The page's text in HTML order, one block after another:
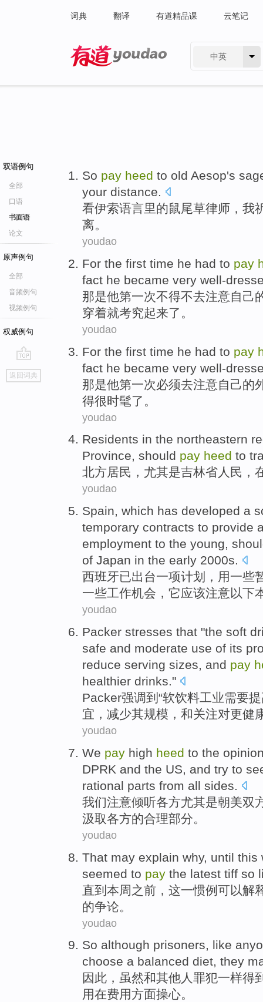
词典 翻译 有道精品课 云笔记
中英
双语例句
全部
口语
书面语
论文
原声例句
全部
音频例句
视频例句
权威例句
go
top
返回词典
So pay heed to old Aesop's
your distance.
看伊索语言里的鼠尾草律师 ， 我
离。
youdao
For the first time he had to pay
fact he became very well-
那是他第一次不得不去注意自己
穿着就考究起来了。
youdao
For the first time he had to pay
fact he became very well-
那是他第一次必须去注意自己的
得很时髦了 。
youdao
Residents in the northeastern
Province, should pay heed to
北方居民 ， 尤其是吉林省人民 ，
youdao
Spain, which has developed a
temporary contracts to provide
employment to the young,
of Japan in the early 2000s.
西班牙已出台一项计划 ，用一些
一些工作机会 ，它应该注意以下
youdao
Packer stresses that "the soft
safe and moderate use of its
reduce serving sizes, and pay
healthier drinks."
Packer强调到 “软饮料工业需要
宜， 减少其规模 ， 和关注对更健
youdao
We pay high heed to the
DPRK and the US, and try to
rational parts from all sides.
我们注意倾听各方尤其是朝美双
汲取各方的合理部分。
youdao
That may explain why, until this
seemed to pay the latest tiff so
直到 本周 之前， 这一惯例 可以解
的争论 。
youdao
So although prisoners, like
choose a balanced diet, they
因此 ， 虽然和其他人 罪犯一样得
用在费用方面操心。